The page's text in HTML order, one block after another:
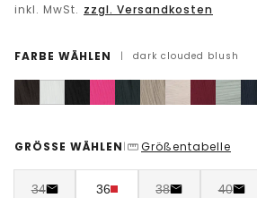
inkl. MwSt. zzgl. Versandkosten
FARBE WÄHLEN | dark clouded blush
GRÖSSE WÄHLEN | Größentabelle
34 36 38 40